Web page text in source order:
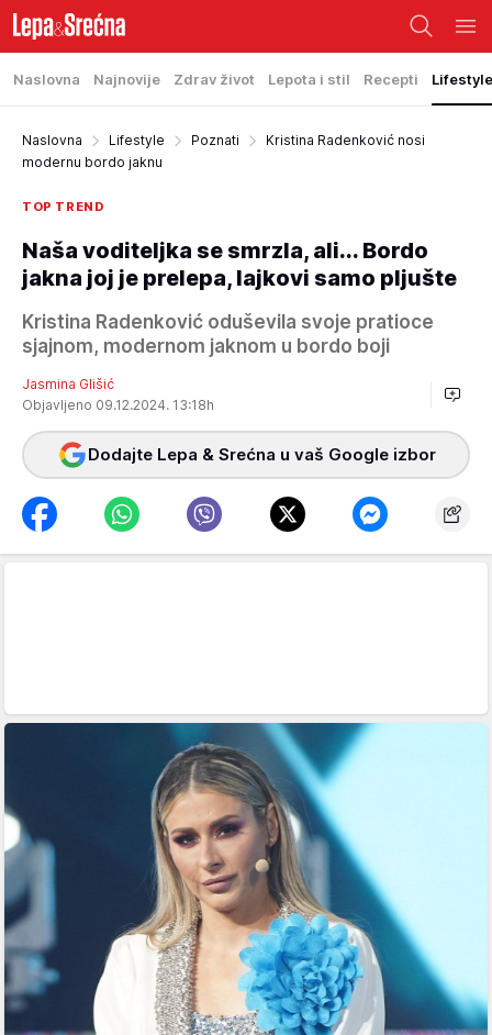
Naslovna Najnovije Zdrav život Lepota i stil Recepti Lifestyle
Naslovna Lifestyle Poznati
Kristina Radenković nosi
modernu bordo jaknu
TOP TREND
Naša voditeljka se smrzla, ali... Bordo
jakna joj je prelepa, lajkovi samo pljušte
Kristina Radenković oduševila svoje pratioce
sjajnom, modernom jaknom u bordo boji
Jasmina Glišić
Objavljeno 09.12.2024. 13:18h
Dodajte Lepa & Srećna u vaš Google izbor